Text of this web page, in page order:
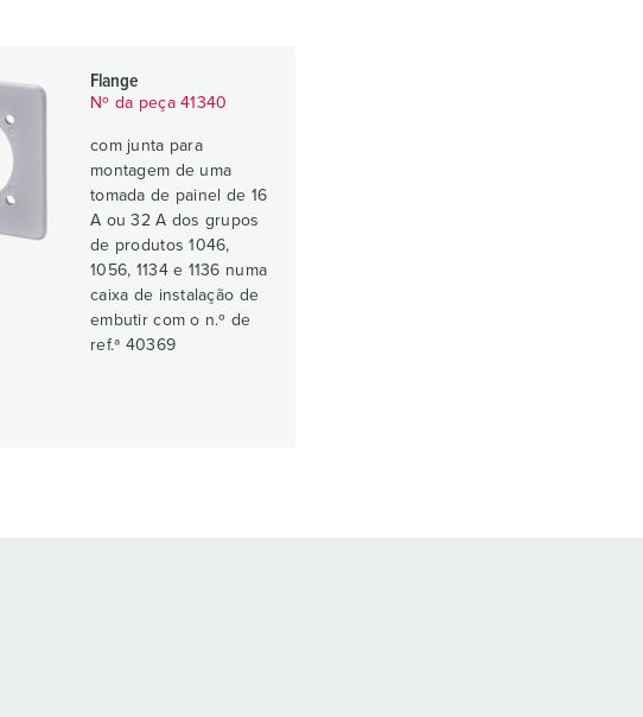
Flange
Nº da peça 41340
com junta para
montagem de uma
tomada de painel de 16
A ou 32 A dos grupos
de produtos 1046,
1056, 1134 e 1136 numa
caixa de instalação de
embutir com o n.º de
ref.ª 40369